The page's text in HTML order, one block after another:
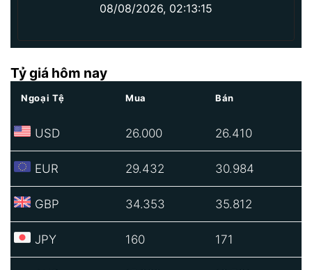
08/08/2026, 02:13:15
Tỷ giá hôm nay
Ngoại Tệ Mua Bán
USD 26.000 26.410
EUR 29.432 30.984
GBP 34.353 35.812
JPY 160 171